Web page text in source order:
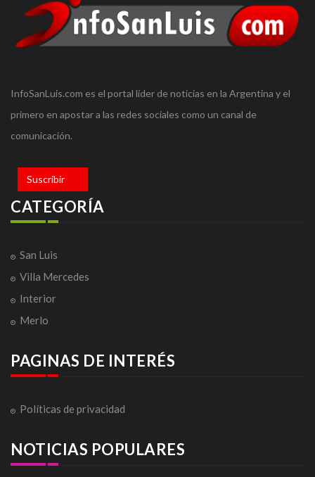
InfoSanLuis.com es el portal líder de noticias en la Argentina y el
primero en apostar a las redes sociales como un canal de
comunicación.
Suscribir
CATEGORÍA
San Luis
Villa Mercedes
Interior
Merlo
PAGINAS DE INTERÉS
Políticas de privacidad
NOTICIAS POPULARES